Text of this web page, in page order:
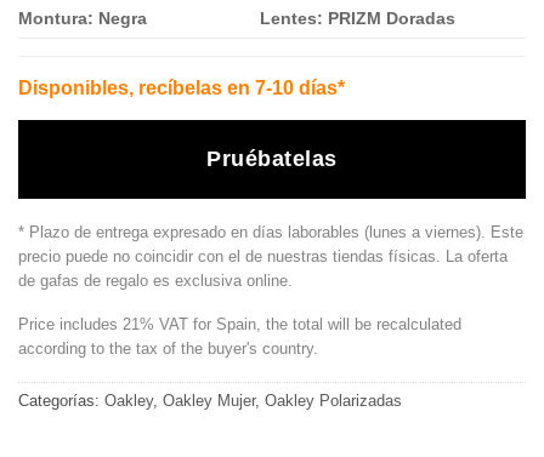
Montura: Negra Lentes: PRIZM Doradas
Disponibles, recíbelas en 7-10 días*
Pruébatelas
* Plazo de entrega expresado en días laborables (lunes a viernes). Este
precio puede no coincidir con el de nuestras tiendas físicas. La oferta
de gafas de regalo es exclusiva online.
Price includes 21% VAT for Spain, the total will be recalculated
according to the tax of the buyer's country.
Categorías: Oakley, Oakley Mujer, Oakley Polarizadas